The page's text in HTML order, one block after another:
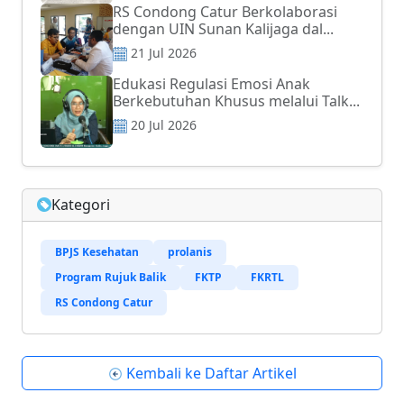
RS Condong Catur Berkolaborasi
dengan UIN Sunan Kalijaga dal...
21 Jul 2026
Edukasi Regulasi Emosi Anak
Berkebutuhan Khusus melalui Talk...
20 Jul 2026
Kategori
BPJS Kesehatan
prolanis
Program Rujuk Balik
FKTP
FKRTL
RS Condong Catur
Kembali ke Daftar Artikel